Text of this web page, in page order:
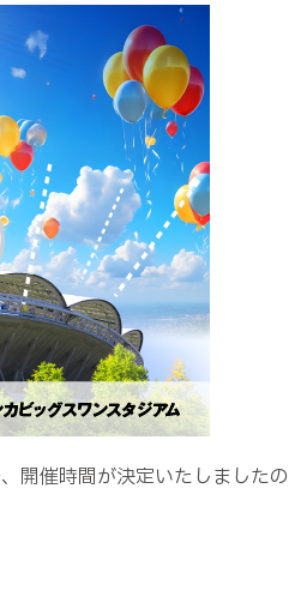
催時間が決定いたしました